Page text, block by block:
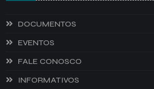
DOCUMENTOS
EVENTOS
FALE CONOSCO
INFORMATIVOS